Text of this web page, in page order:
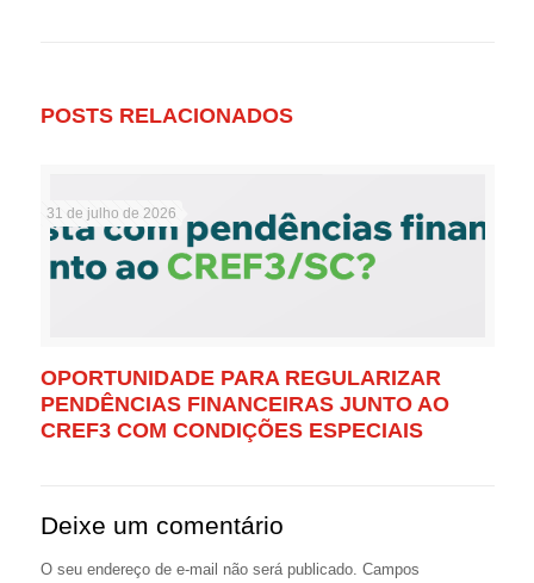
POSTS RELACIONADOS
31 de julho de 2026
OPORTUNIDADE PARA REGULARIZAR
PENDÊNCIAS FINANCEIRAS JUNTO AO
CREF3 COM CONDIÇÕES ESPECIAIS
Deixe um comentário
O seu endereço de e-mail não será publicado. Campos